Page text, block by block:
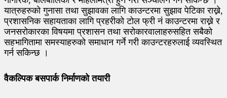
यात्रुहरुको गुनासा तथा सुझावका लागि काउन्टरमा सुझाव पेटिका राख्ने,
प्रशासनिक सहायताका लागि प्रहरीको टोल फ्री नं काउन्टरमा राख्ने र
जनसरोकारका विषयमा प्रशासन तथा सरोकारवालाहरुसहित सबैको
सहभागितामा समस्याहरुको समाधान गर्ने गरी काउन्टरहरुलाई व्यवस्थित
गर्न सकिन्छ ।
वैकल्पिक बसपार्क निर्माणको तयारी